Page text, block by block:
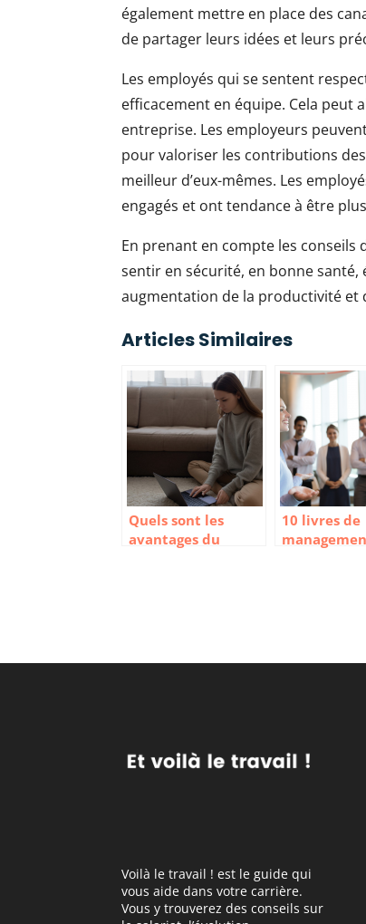
également mettre en place des
de partager leurs idées et leurs
Les employés qui se sentent
efficacement en équipe. Cela peut
entreprise. Les employeurs
pour valoriser les contributions
meilleur d’eux-mêmes. Les
engagés et ont tendance à être
En prenant en compte les conseils
sentir en sécurité, en bonne
augmentation de la productivité et
Articles Similaires
Quels sont les
avantages du
10 livres de
Voilà le travail ! est le guide qui
vous aide dans votre carrière.
Vous y trouverez des conseils sur